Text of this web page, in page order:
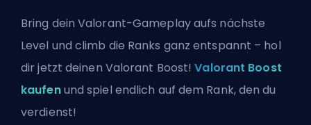
Bring dein Valorant-Gameplay aufs nächste
Level und climb die Ranks ganz entspannt – hol
dir jetzt deinen Valorant Boost!Valorant Boost
kaufenund spiel endlich auf dem Rank, den du
verdienst!